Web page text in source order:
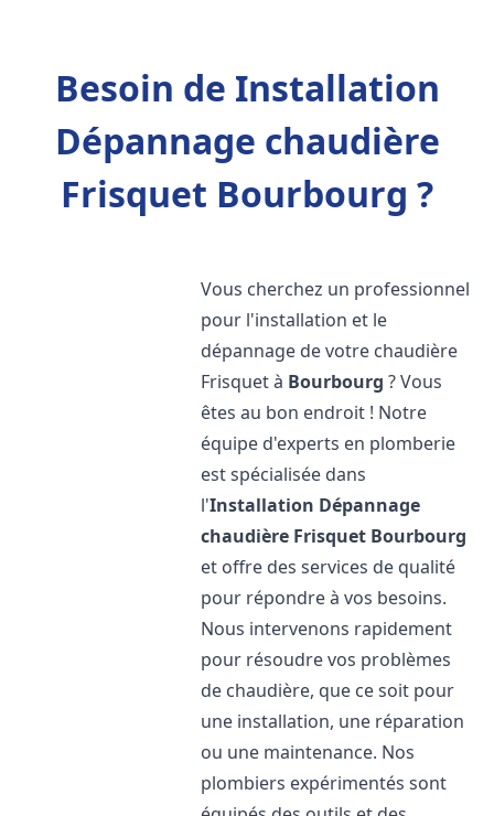
Besoin de Installation
Dépannage chaudière
Frisquet Bourbourg ?
Vous cherchez un professionnel
pour l'installation et le
dépannage de votre chaudière
Frisquet à Bourbourg ? Vous
êtes au bon endroit ! Notre
équipe d'experts en plomberie
est spécialisée dans
l'Installation Dépannage
chaudière Frisquet Bourbourg
et offre des services de qualité
pour répondre à vos besoins.
Nous intervenons rapidement
pour résoudre vos problèmes
de chaudière, que ce soit pour
une installation, une réparation
ou une maintenance. Nos
plombiers expérimentés sont